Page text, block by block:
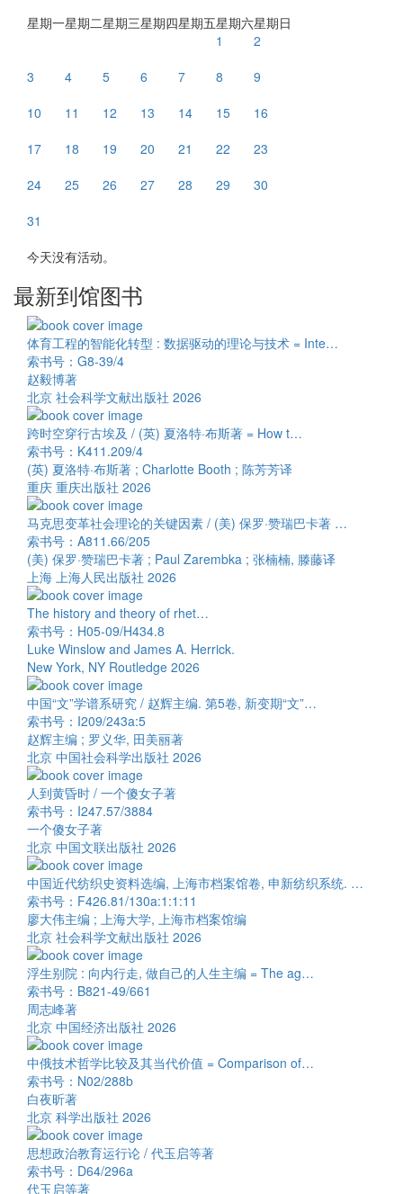
星期一星期二星期三星期四星期五星期六星期日
1
2
3
4 5 6 7 8
9
10
11 12 13 14 15
16
17
18 19 20 21 22
23
24
25 26 27 28 29
30
31
今天没有活动。
最新到馆图书
体育工程的智能化转型 : 数据驱动的理论与技术 = Inte…
索书号：G8-39/4
赵毅博著
北京 社会科学文献出版社 2026
跨时空穿行古埃及 / (英) 夏洛特·布斯著 = How t…
索书号：K411.209/4
(英) 夏洛特·布斯著 ; Charlotte Booth ; 陈芳芳译
重庆 重庆出版社 2026
马克思变革社会理论的关键因素 / (美) 保罗·赞瑞巴卡著 …
索书号：A811.66/205
(美) 保罗·赞瑞巴卡著 ; Paul Zarembka ; 张楠楠, 滕藤译
上海 上海人民出版社 2026
The history and theory of rhet…
索书号：H05-09/H434.8
Luke Winslow and James A. Herrick.
New York, NY Routledge 2026
中国“文”学谱系研究 / 赵辉主编. 第5卷, 新变期“文”…
索书号：I209/243a:5
赵辉主编 ; 罗义华, 田美丽著
北京 中国社会科学出版社 2026
人到黄昏时 / 一个傻女子著
索书号：I247.57/3884
一个傻女子著
北京 中国文联出版社 2026
中国近代纺织史资料选编, 上海市档案馆卷, 申新纺织系统. …
索书号：F426.81/130a:1:1:11
廖大伟主编 ; 上海大学, 上海市档案馆编
北京 社会科学文献出版社 2026
浮生别院 : 向内行走, 做自己的人生主编 = The ag…
索书号：B821-49/661
周志峰著
北京 中国经济出版社 2026
中俄技术哲学比较及其当代价值 = Comparison of…
索书号：N02/288b
白夜昕著
北京 科学出版社 2026
思想政治教育运行论 / 代玉启等著
索书号：D64/296a
代玉启等著